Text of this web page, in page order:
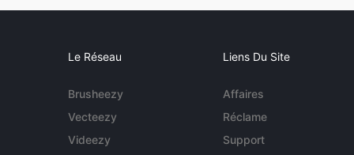
Le Réseau
Brusheezy
Vecteezy
Videezy
Liens Du Site
Affaires
Réclame
Support